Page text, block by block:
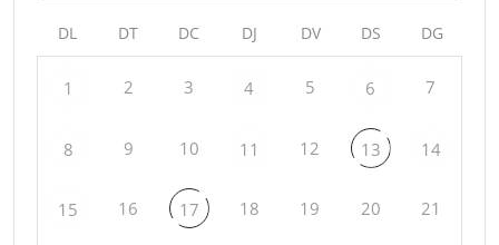
DL DT DC DJ DV DS DG
1 2 3 4 5 6 7
8 9 10 11 12 13 14
15 16 17 18 19 20 21